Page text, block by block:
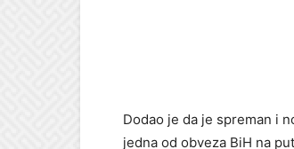
Dodao je da je spreman i
jedna od obveza BiH na